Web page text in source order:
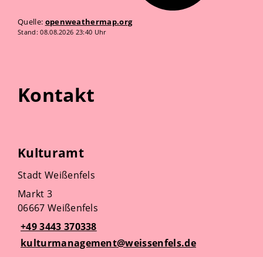
Quelle: openweathermap.org
Stand: 08.08.2026 23:40 Uhr
Kontakt
Kulturamt
Stadt Weißenfels
Markt 3
06667 Weißenfels
+49 3443 370338
kulturmanagement@weissenfels.de